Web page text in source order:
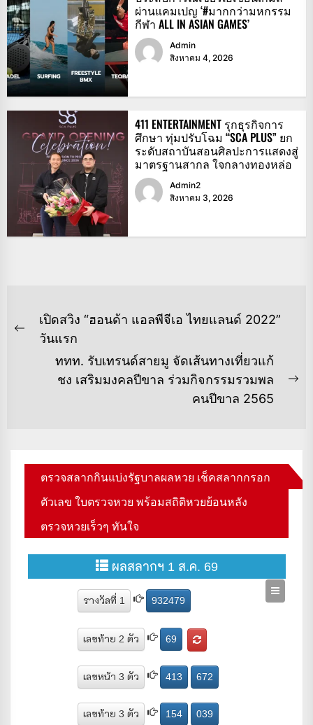
ผ่านแคมเปญ ‘#มากกว่ามหกรรม
กีฬา ALL IN ASIAN GAMES’
Admin
สิงหาคม 4, 2026
411 ENTERTAINMENT รุกธุรกิจการ
ศึกษา ทุ่มปรับโฉม “SCA PLUS” ยก
ระดับสถาบันสอนศิลปะการแสดงสู่
มาตรฐานสากล ใจกลางทองหล่อ
Admin2
สิงหาคม 3, 2026
แนะแนว
เรื่อง
Previous
เปิดสวิง “ฮอนด้า แอลพีจีเอ ไทยแลนด์ 2022”
วันแรก
ททท. รับเทรนด์สายมู จัดเส้นทางเที่ยวแก้
ชง เสริมมงคลปีขาล ร่วมกิจกรรมรวมพล
คนปีขาล 2565
ตรวจสลากกินแบ่งรัฐบาลผลหวย เช็คสลากกรอก
ตัวเลข ใบตรวจหวย พร้อมสถิติหวยย้อนหลัง
ตรวจหวยเร็วๆ ทันใจ